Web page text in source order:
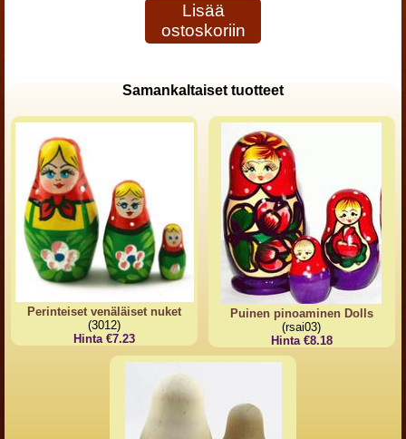
Lisää
ostoskoriin
Samankaltaiset tuotteet
Perinteiset venäläiset nuket
(3012)
Hinta €7.23
Puinen pinoaminen Dolls
(rsai03)
Hinta €8.18